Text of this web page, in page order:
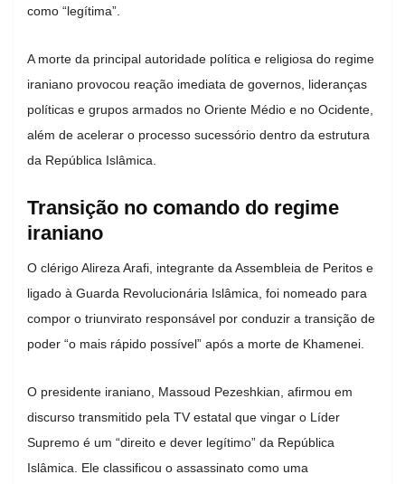
como “legítima”.
A morte da principal autoridade política e religiosa do regime
iraniano provocou reação imediata de governos, lideranças
políticas e grupos armados no Oriente Médio e no Ocidente,
além de acelerar o processo sucessório dentro da estrutura
da República Islâmica.
Transição no comando do regime
iraniano
O clérigo Alireza Arafi, integrante da Assembleia de Peritos e
ligado à Guarda Revolucionária Islâmica, foi nomeado para
compor o triunvirato responsável por conduzir a transição de
poder “o mais rápido possível” após a morte de Khamenei.
O presidente iraniano, Massoud Pezeshkian , afirmou em
discurso transmitido pela TV estatal que vingar o Líder
Supremo é um “direito e dever legítimo” da República
Islâmica. Ele classificou o assassinato como uma